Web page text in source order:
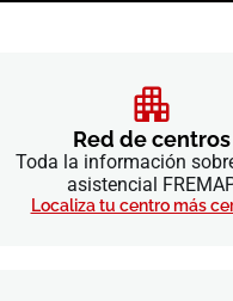
Red de centros
Toda la información
asistencial
Localiza tu centro más